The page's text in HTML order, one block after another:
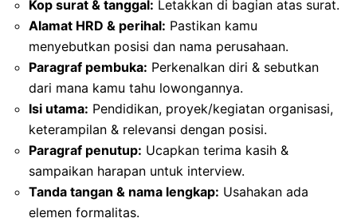
Kop surat & tanggal: Letakkan di bagian atas surat.
Alamat HRD & perihal: Pastikan kamu
menyebutkan posisi dan nama perusahaan.
Paragraf pembuka: Perkenalkan diri & sebutkan
dari mana kamu tahu lowongannya.
Isi utama: Pendidikan, proyek/kegiatan organisasi,
keterampilan & relevansi dengan posisi.
Paragraf penutup: Ucapkan terima kasih &
sampaikan harapan untuk interview.
Tanda tangan & nama lengkap: Usahakan ada
elemen formalitas.